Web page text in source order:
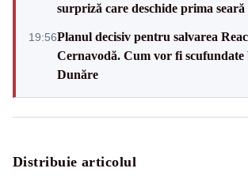
surpriză care deschide prima seară
19:56Planul decisiv pentru salvarea
Cernavodă. Cum vor fi scufundate
Dunăre
Distribuie articolul